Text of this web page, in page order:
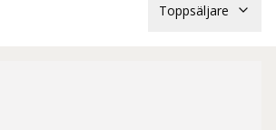
Toppsäljare